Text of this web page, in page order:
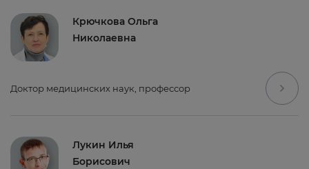
Крючкова Ольга
Николаевна
Доктор медицинских наук, профессор
Лукин Илья
Борисович